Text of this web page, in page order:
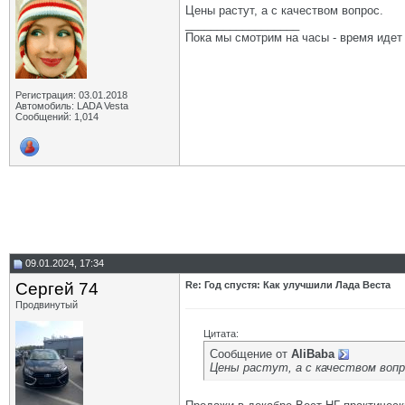
Регистрация: 03.01.2018
Автомобиль: LADA Vesta
Сообщений: 1,014
Цены растут, а с качеством вопрос.
Пока мы смотрим на часы - время идет
09.01.2024, 17:34
Сергей 74
Продвинутый
Re: Год спустя: Как улучшили Лада Веста
Цитата:
Сообщение от AliBaba
Цены растут, а с качеством